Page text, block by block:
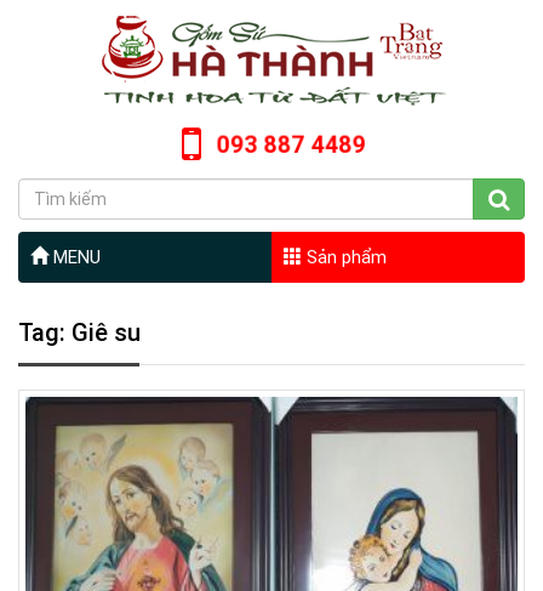
093 887 4489
MENU Sản phẩm
Tag: Giê su